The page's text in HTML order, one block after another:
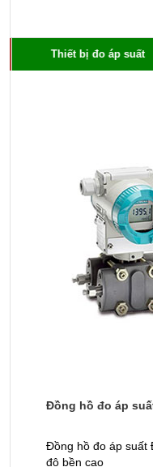
Thiết bị đo áp suất
Đồng hồ đo áp suất
Đồng hồ đo áp suất
độ bền cao